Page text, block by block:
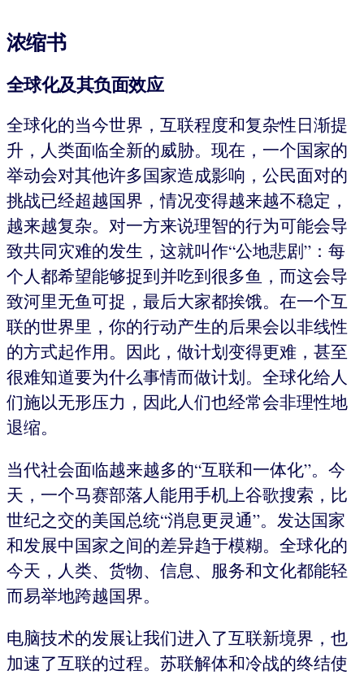
浓缩书
全球化及其负面效应
全球化的当今世界，互联程度和复杂性日渐提
升，人类面临全新的威胁。现在，一个国家的
举动会对其他许多国家造成影响，公民面对的
挑战已经超越国界，情况变得越来越不稳定，
越来越复杂。对一方来说理智的行为可能会导
致共同灾难的发生，这就叫作“公地悲剧”：每
个人都希望能够捉到并吃到很多鱼，而这会导
致河里无鱼可捉，最后大家都挨饿。在一个互
联的世界里，你的行动产生的后果会以非线性
的方式起作用。因此，做计划变得更难，甚至
很难知道要为什么事情而做计划。全球化给人
们施以无形压力，因此人们也经常会非理性地
退缩。
当代社会面临越来越多的“互联和一体化”。今
天，一个马赛部落人能用手机上谷歌搜索，比
世纪之交的美国总统“消息更灵通”。发达国家
和发展中国家之间的差异趋于模糊。全球化的
今天，人类、货物、信息、服务和文化都能轻
而易举地跨越国界。
电脑技术的发展让我们进入了互联新境界，也
加速了互联的过程。苏联解体和冷战的终结使